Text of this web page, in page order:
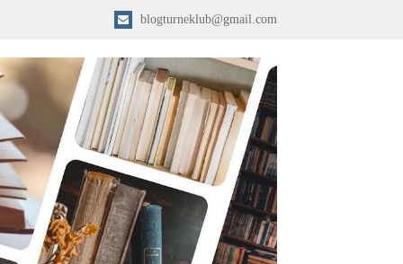
blogturneklub@gmail.com